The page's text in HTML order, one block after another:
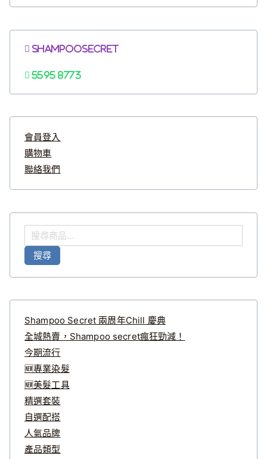
Shampoosecret
5595 8773
會員登入
購物車
聯絡我們
搜
尋
搜尋
Shampoo Secret 兩周年Chill 慶典
全城熱賣，Shampoo secret瘋狂勁減！
今期流行
🆕專業染髮
🆕美髮工具
精選套裝
自選配搭
人氣品牌
產品類型